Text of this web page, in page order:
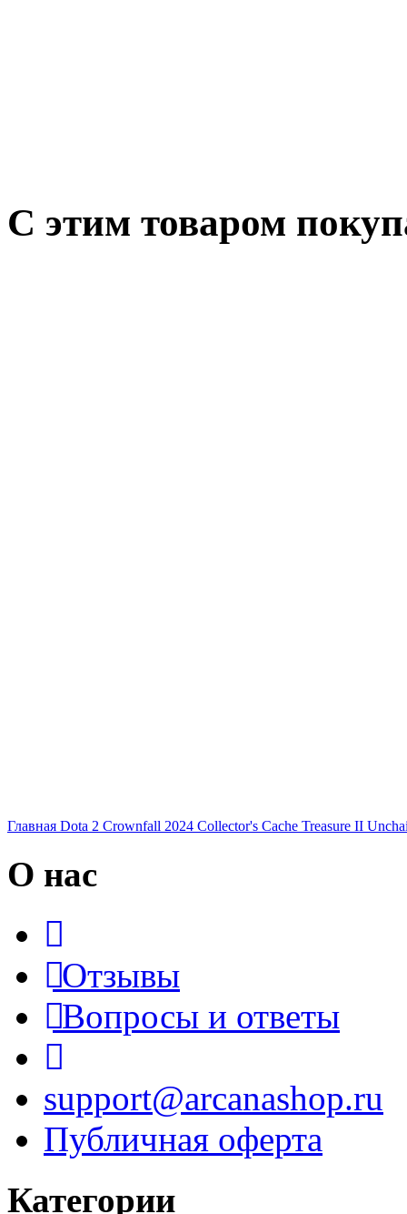
С этим товаром
Главная Dota 2 Crownfall 2024 Collector's Cache Treasure II
О нас
Отзывы
Вопросы и ответы
support@arcanashop.ru
Публичная оферта
Категории